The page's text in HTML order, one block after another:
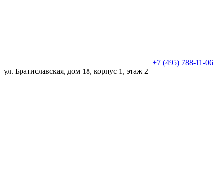
+7 (495) 788-11-06
ул. Братиславская, дом 18, корпус 1, этаж 2